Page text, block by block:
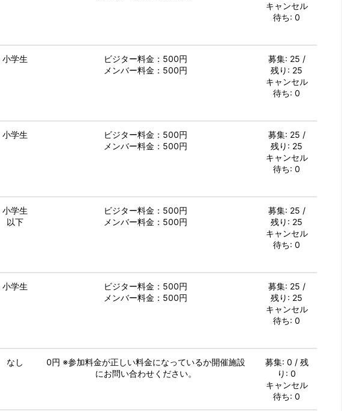
キャンセル
待ち: 0
小学生
ビジター料金：500円
メンバー料金：500円
募集: 25 /
残り: 25
キャンセル
待ち: 0
小学生
ビジター料金：500円
メンバー料金：500円
募集: 25 /
残り: 25
キャンセル
待ち: 0
小学生
以下
ビジター料金：500円
メンバー料金：500円
募集: 25 /
残り: 25
キャンセル
待ち: 0
小学生
ビジター料金：500円
メンバー料金：500円
募集: 25 /
残り: 25
キャンセル
待ち: 0
なし
0円 ※参加料金が正しい料金になっているか開催施設
にお問い合わせください。
募集: 0 / 残
り: 0
キャンセル
待ち: 0